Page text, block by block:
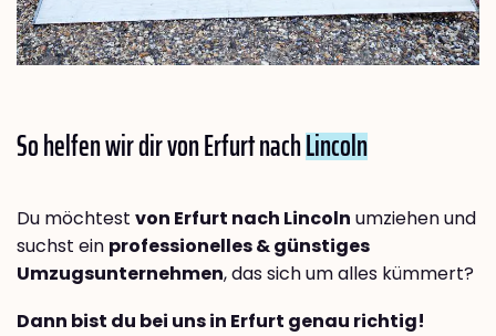
So helfen wir dir von Erfurt nachLincoln
Du möchtest von Erfurt nach Lincoln umziehen und
suchst ein professionelles & günstiges
Umzugsunternehmen, das sich um alles kümmert?
Dann bist du bei uns in Erfurt genau richtig!